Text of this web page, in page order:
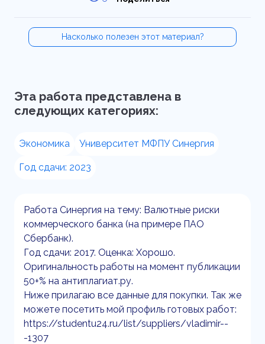
Насколько полезен этот материал?
Эта работа представлена в
следующих категориях:
Экономика Университет МФПУ Синергия
Год сдачи: 2023
Работа Синергия на тему: Валютные риски
коммерческого банка (на примере ПАО
Сбербанк).
Год сдачи: 2017. Оценка: Хорошо.
Оригинальность работы на момент публикации
50+% на антиплагиат.ру.
Ниже прилагаю все данные для покупки. Так же
можете посетить мой профиль готовых работ:
https://studentu24.ru/list/suppliers/vladimir--
-1307